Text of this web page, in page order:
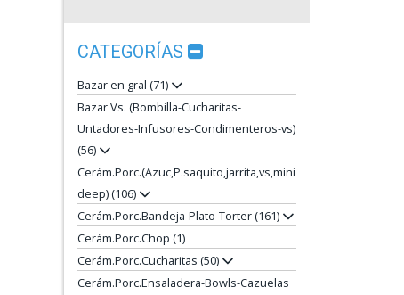
CATEGORÍAS
Bazar en gral (71)
Bazar Vs. (Bombilla-Cucharitas-
Untadores-Infusores-Condimenteros-vs)
(56)
Cerám.Porc.(Azuc,P.saquito,jarrita,vs,mini
deep) (106)
Cerám.Porc.Bandeja-Plato-Torter (161)
Cerám.Porc.Chop (1)
Cerám.Porc.Cucharitas (50)
Cerám.Porc.Ensaladera-Bowls-Cazuelas